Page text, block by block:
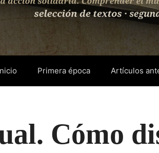
Primera época Artículos
Cómo